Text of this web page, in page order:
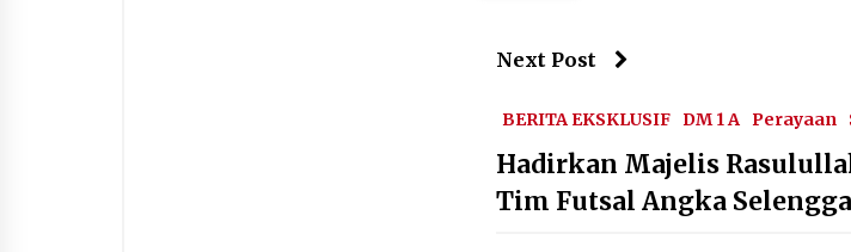
Next Post
BERITA EKSKLUSIF DM 1 A Perayaan
Hadirkan Majelis
Tim Futsal Angka